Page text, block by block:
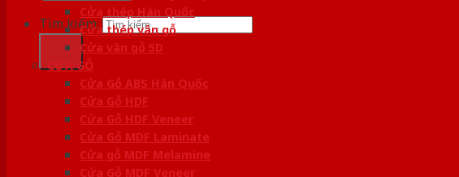
Tìm kiếm:
Cửa thép Hàn Quốc
Cửa thép vân gỗ
Cửa vân gỗ 5D
CỬA GỖ
Cửa Gỗ ABS Hàn Quốc
Cửa Gỗ HDF
Cửa Gỗ HDF Veneer
Cửa Gỗ MDF Laminate
Cửa gỗ MDF Melamine
Cửa Gỗ MDF Veneer